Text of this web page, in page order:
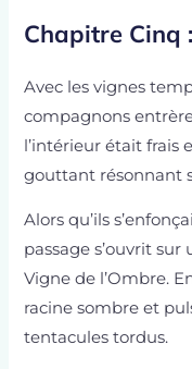
Chapitre Cinq
Avec les vignes
compagnons
l’intérieur était frais
gouttant résonnant
Alors qu’ils
passage s’ouvrit
Vigne de l’Ombre.
racine sombre et
tentacules tordus.